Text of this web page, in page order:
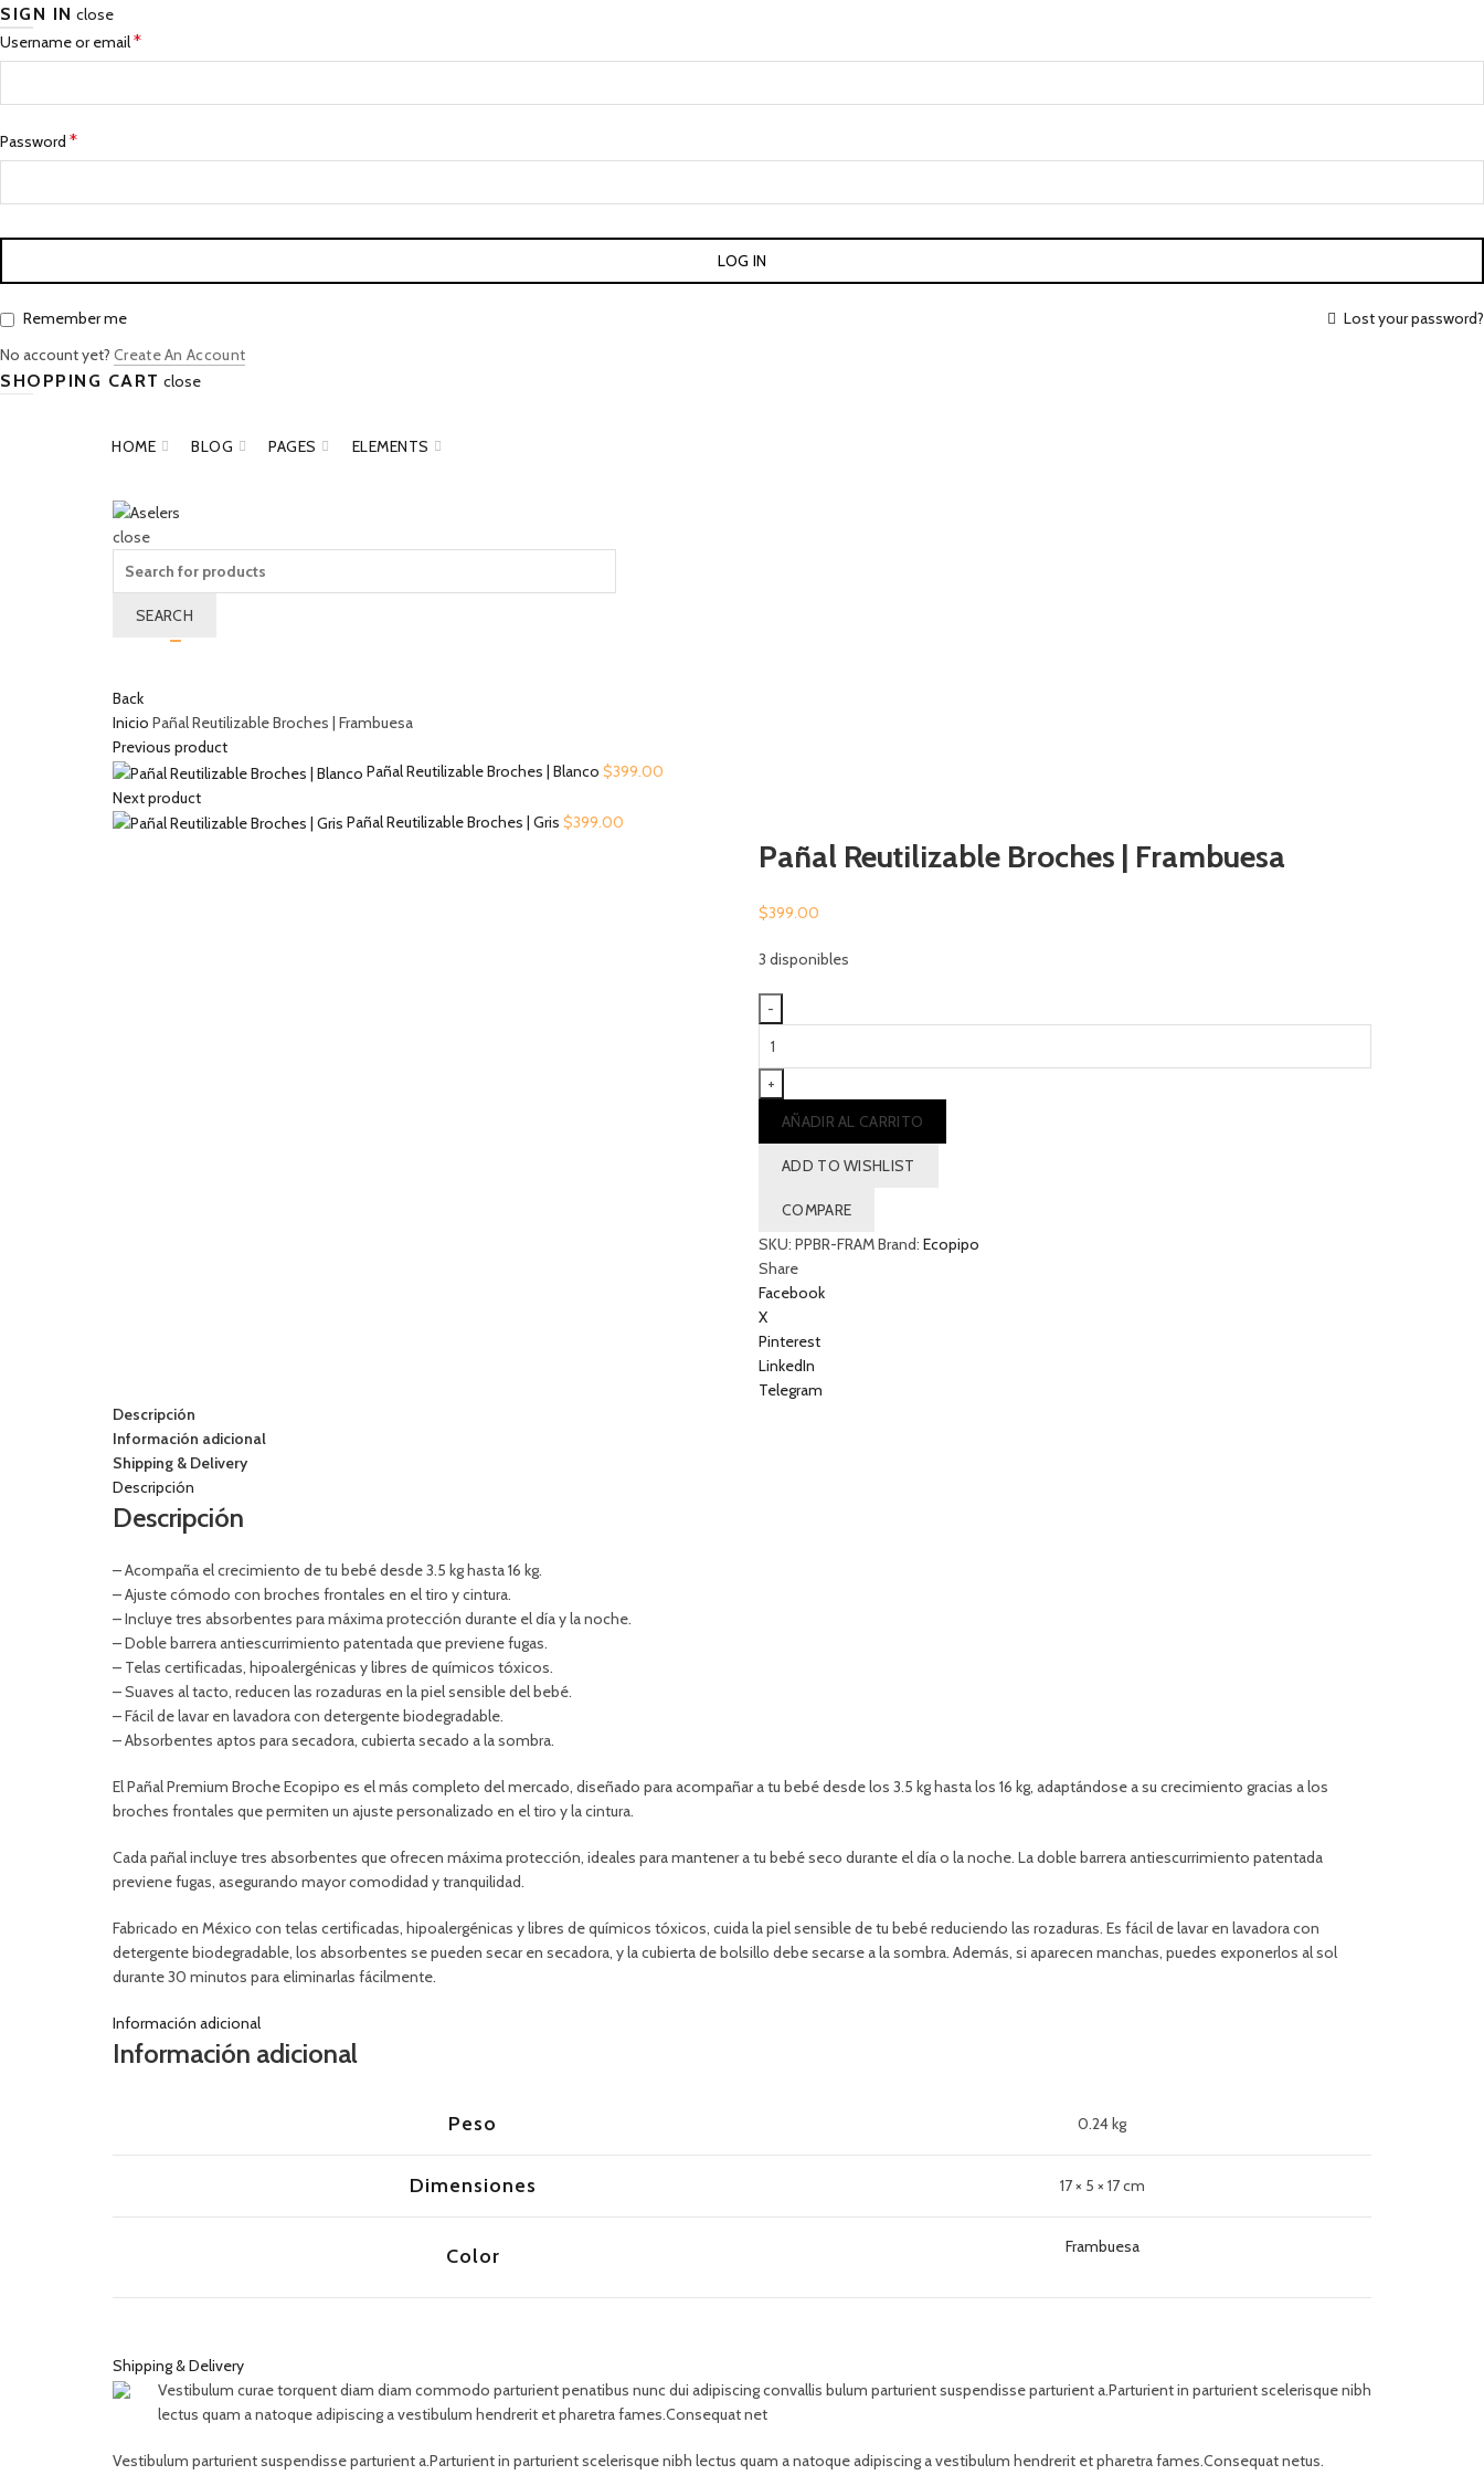
SIGN IN close
Username or email*
Password *
LOG IN
Lost your password?
Remember me
No account yet? Create An Account
SHOPPING CART close
HOME BLOG PAGES ELEMENTS
close
SEARCH
Back
Inicio Pañal Reutilizable Broches | Frambuesa
Previous product
Pañal Reutilizable Broches | Blanco $399.00
Next product
Pañal Reutilizable Broches | Gris $399.00
Pañal Reutilizable Broches | Frambuesa
$399.00
3 disponibles
Broches
Frambuesa
cantidad
AÑADIR AL CARRITO
ADD TO WISHLIST
COMPARE
SKU: PPBR-FRAMBrand: Ecopipo
Share
Facebook
X
Pinterest
LinkedIn
Telegram
Descripción
Información adicional
Shipping & Delivery
Descripción
Descripción
– Acompaña el crecimiento de tu bebé desde 3.5 kg hasta 16 kg.
– Ajuste cómodo con broches frontales en el tiro y cintura.
– Incluye tres absorbentes para máxima protección durante el día y la noche.
– Doble barrera antiescurrimiento patentada que previene fugas.
– Telas certificadas, hipoalergénicas y libres de químicos tóxicos.
– Suaves al tacto, reducen las rozaduras en la piel sensible del bebé.
– Fácil de lavar en lavadora con detergente biodegradable.
– Absorbentes aptos para secadora, cubierta secado a la sombra.
El Pañal Premium Broche Ecopipo es el más completo del mercado, diseñado para acompañar a tu bebé desde los 3.5 kg hasta los 16 kg, adaptándose a su crecimiento gracias a los
broches frontales que permiten un ajuste personalizado en el tiro y la cintura.
Cada pañal incluye tres absorbentes que ofrecen máxima protección, ideales para mantener a tu bebé seco durante el día o la noche. La doble barrera antiescurrimiento patentada
previene fugas, asegurando mayor comodidad y tranquilidad.
Fabricado en México con telas certificadas, hipoalergénicas y libres de químicos tóxicos, cuida la piel sensible de tu bebé reduciendo las rozaduras. Es fácil de lavar en lavadora con
detergente biodegradable, los absorbentes se pueden secar en secadora, y la cubierta de bolsillo debe secarse a la sombra. Además, si aparecen manchas, puedes exponerlos al sol
durante 30 minutos para eliminarlas fácilmente.
Información adicional
Información adicional
Peso 0.24 kg
Dimensiones 17 × 5 × 17 cm
Color Frambuesa
Shipping & Delivery
Vestibulum curae torquent diam diam commodo parturient penatibus nunc dui adipiscing convallis bulum parturient suspendisse parturient a.Parturient in parturient scelerisque nibh
lectus quam a natoque adipiscing a vestibulum hendrerit et pharetra fames.Consequat net
Vestibulum parturient suspendisse parturient a.Parturient in parturient scelerisque nibh lectus quam a natoque adipiscing a vestibulum hendrerit et pharetra fames.Consequat netus.